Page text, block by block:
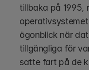
tillbaka på 1995,
ögonblick när
tillgängliga för
satte fart på de